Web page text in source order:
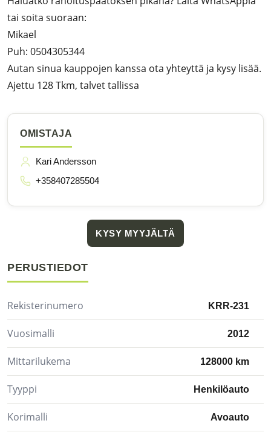
tai soita suoraan:
Mikael
Puh: 0504305344
Autan sinua kauppojen kanssa ota yhteyttä ja kysy lisää.
Ajettu 128 Tkm, talvet tallissa
OMISTAJA
Kari Andersson
+358407285504
KYSY MYYJÄLTÄ
PERUSTIEDOT
Rekisterinumero KRR-231
Vuosimalli 2012
Mittarilukema 128000 km
Tyyppi Henkilöauto
Korimalli Avoauto